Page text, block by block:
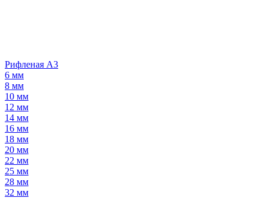
Рифленая А3
6 мм
8 мм
10 мм
12 мм
14 мм
16 мм
18 мм
20 мм
22 мм
25 мм
28 мм
32 мм